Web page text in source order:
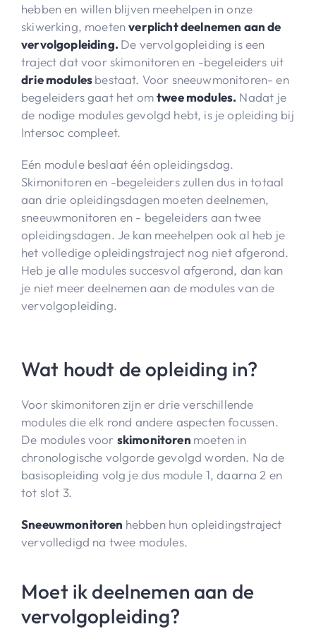
hebben en willen blijven meehelpen in onze
skiwerking, moetenverplicht deelnemen aan de
vervolgopleiding. De vervolgopleiding is een
traject dat voor skimonitoren en -begeleiders uit
drie modulesbestaat. Voor sneeuwmonitoren- en
begeleiders gaat het omtwee modules. Nadat je
de nodige modules gevolgd hebt, is je opleiding bij
Intersoc compleet.
Eén module beslaat één opleidingsdag.
Skimonitoren en -begeleiders zullen dus in totaal
aan drie opleidingsdagen moeten deelnemen,
sneeuwmonitoren en - begeleiders aan twee
opleidingsdagen. Je kan meehelpen ook al heb je
het volledige opleidingstraject nog niet afgerond.
Heb je alle modules succesvol afgerond, dan kan
je niet meer deelnemen aan de modules van de
vervolgopleiding.
Wat houdt de opleiding in?
Voor skimonitoren zijn er drie verschillende
modules die elk rond andere aspecten focussen.
De modules voor skimonitoren moeten in
chronologische volgorde gevolgd worden. Na de
basisopleiding volg je dus module 1, daarna 2 en
tot slot 3.
Sneeuwmonitoren hebben hun opleidingstraject
vervolledigd na twee modules.
Moet ik deelnemen aan de
vervolgopleiding?